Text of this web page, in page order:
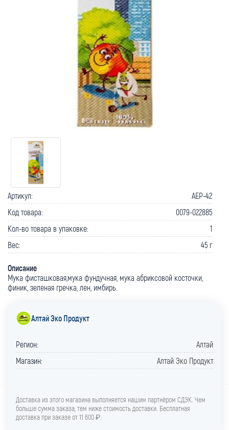
Артикул:
AEP-42
Код товара:
0079-022885
Кол-во товара в упаковке:
1
Вес:
45 г
Описание
Мука фисташковая,мука фундучная, мука абриксовой косточки,
финик, зеленая гречка, лен, имбирь.
Алтай Эко Продукт
Регион:
Алтай
Магазин:
Алтай Эко Продукт
Доставка из этого магазина выполняется нашим партнёром СДЭК. Чем
больше сумма заказа, тем ниже стоимость доставки. Бесплатная
доставка при заказе от 11 600 ₽.